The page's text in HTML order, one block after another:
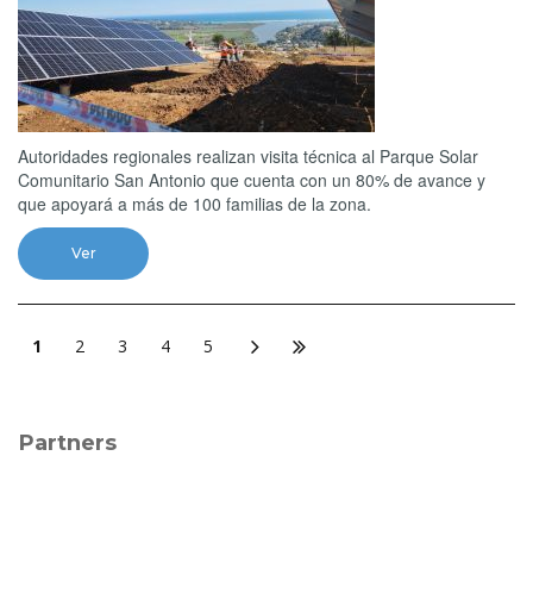
Autoridades regionales realizan visita técnica al Parque Solar
Comunitario San Antonio que cuenta con un 80% de avance y
que apoyará a más de 100 familias de la zona.
Ver
1 2 3 4 5
Partners